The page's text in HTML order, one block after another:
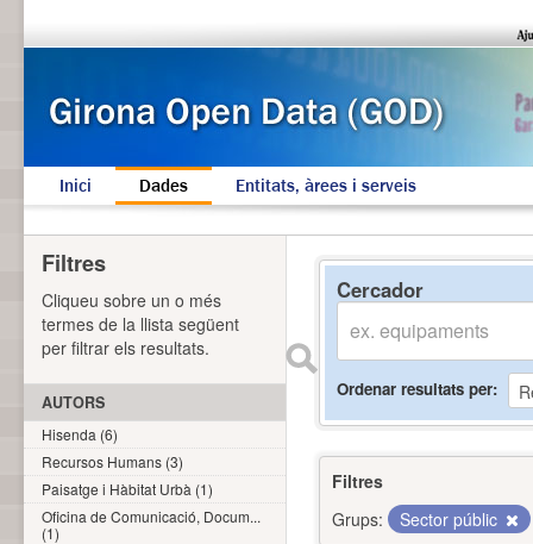
Inici Dades Entitats, àrees i serveis
Cercador
Ordenar resultats per
Filtres
Grups:
Sector públic
Filtres
Cliqueu sobre un o més
termes de la llista següent
per filtrar els resultats.
AUTORS
Hisenda (6)
Recursos Humans (3)
Paisatge i Hàbitat Urbà (1)
Oficina de Comunicació, Docum...
(1)